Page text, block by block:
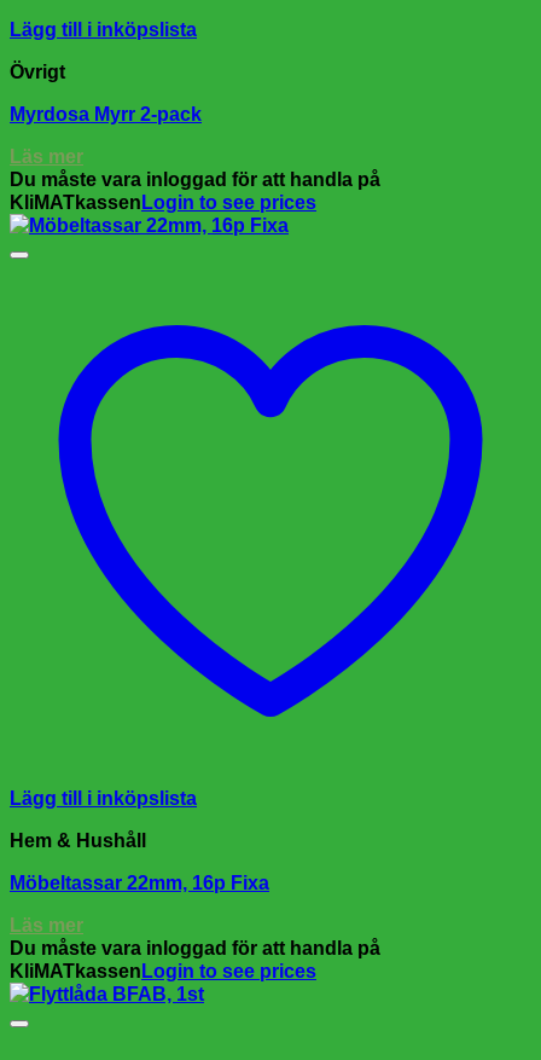
Lägg till i inköpslista
Övrigt
Myrdosa Myrr 2-pack
Läs mer
Du måste vara inloggad för att handla på
KliMATkassen Login to see prices
Lägg till i inköpslista
Hem & Hushåll
Möbeltassar 22mm, 16p Fixa
Läs mer
Du måste vara inloggad för att handla på
KliMATkassen Login to see prices